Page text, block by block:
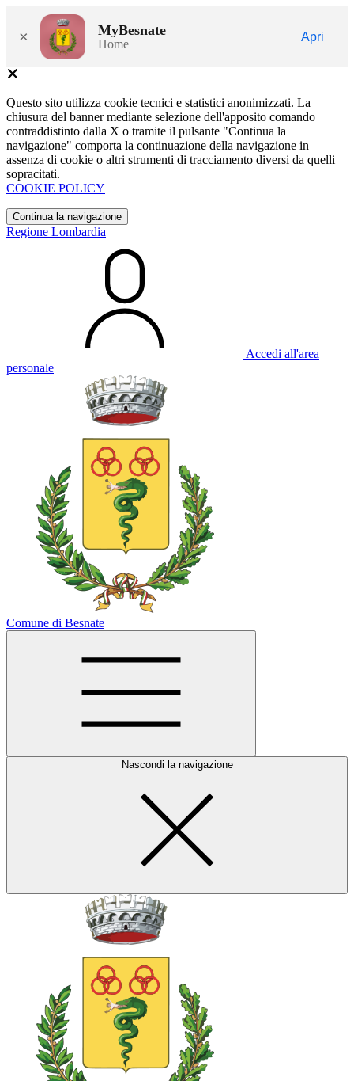
× MyBesnate
Home
Apri
Questo sito utilizza cookie tecnici e statistici anonimizzati. La
chiusura del banner mediante selezione dell'apposito comando
contraddistinto dalla X o tramite il pulsante "Continua la
navigazione" comporta la continuazione della navigazione in
assenza di cookie o altri strumenti di tracciamento diversi da quelli
sopracitati.
COOKIE POLICY
Continua la navigazione
Regione Lombardia
Accedi all'area
personale
Comune di Besnate
Nascondi la navigazione